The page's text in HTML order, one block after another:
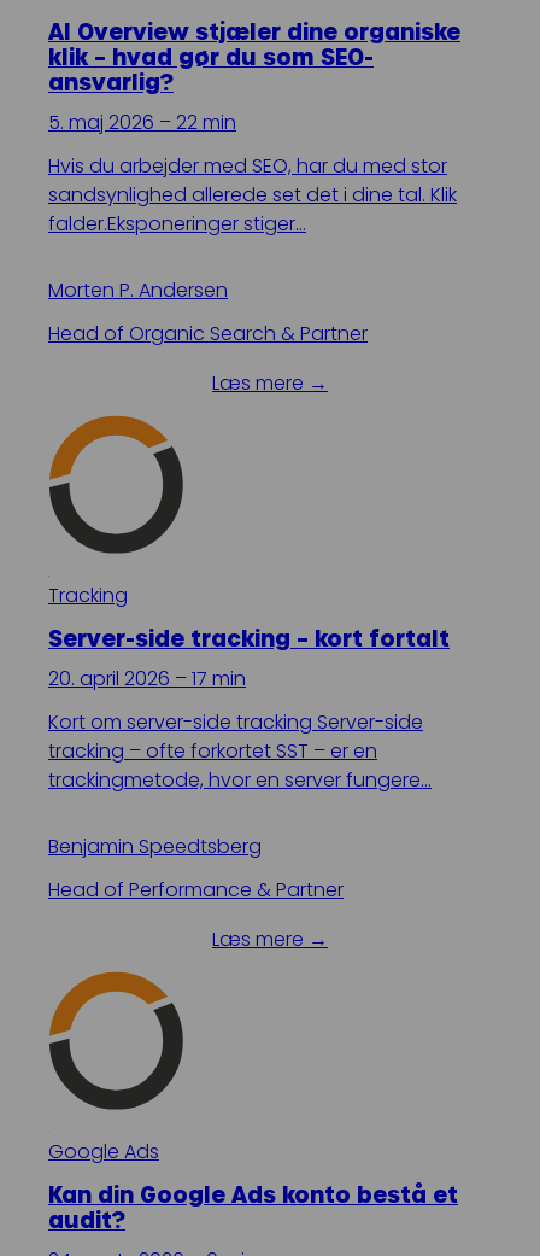
AI Overview stjæler dine organiske
klik – hvad gør du som SEO-
ansvarlig?
5. maj 2026 – 22 min
Hvis du arbejder med SEO, har du med stor
sandsynlighed allerede set det i dine tal. Klik
falder.Eksponeringer stiger…
Morten P. Andersen
Head of Organic Search & Partner
Læs mere →
Tracking
Server-side tracking – kort fortalt
20. april 2026 – 17 min
Kort om server-side tracking Server-side
tracking – ofte forkortet SST – er en
trackingmetode, hvor en server fungere…
Benjamin Speedtsberg
Head of Performance & Partner
Læs mere →
Google Ads
Kan din Google Ads konto bestå et
audit?